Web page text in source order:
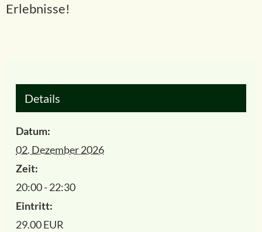
Erlebnisse!
Details
Datum:
02. Dezember 2026
Zeit:
20:00 - 22:30
Eintritt:
29.00 EUR